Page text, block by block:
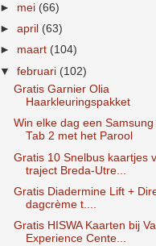
► mei (66)
►april (63)
► maart (104)
▼februari (102)
Gratis Garnier Olia
Haarkleuringspakket
Win elke dag een Samsung
Tab 2 met het Parool
Gratis 10 Snelbus kaartjes
traject Breda-Utre...
Gratis Diadermine Lift +
dagcrème t....
Gratis HISWA Kaarten bij
Experience Cente...